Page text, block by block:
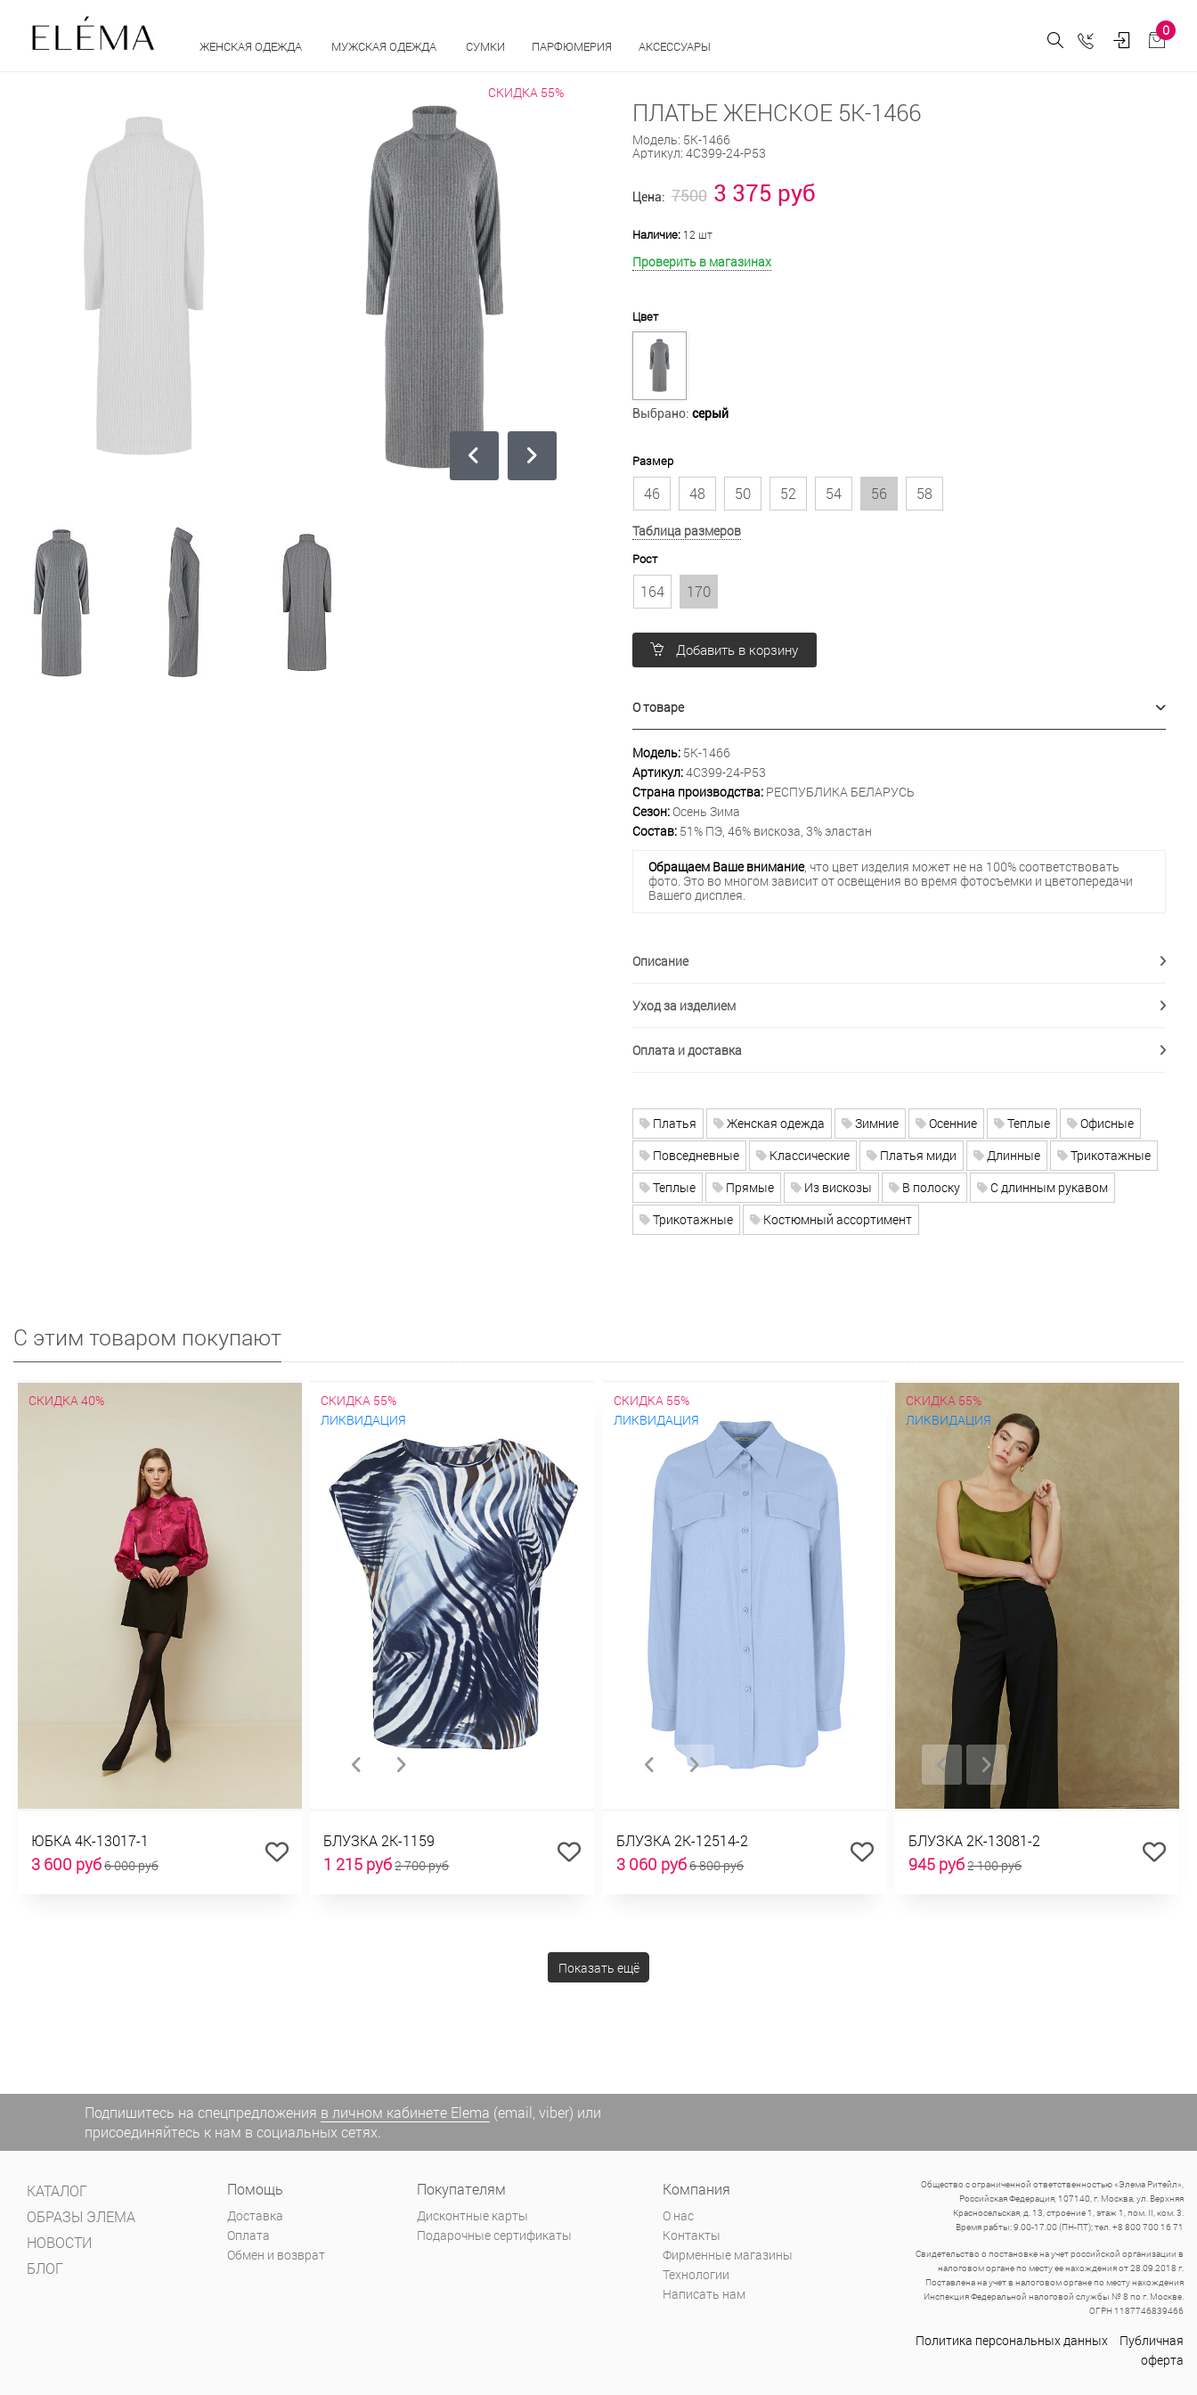
ЖЕНСКАЯ ОДЕЖДА МУЖСКАЯ ОДЕЖДА СУМКИ ПАРФЮМЕРИЯ АКСЕССУАРЫ
0
СКИДКА 55%
ПЛАТЬЕ ЖЕНСКОЕ 5К-1466
Модель: 5К-1466
Артикул: 4С399-24-Р53
Цена: 7500 3 375 руб
Наличие: 12 шт
Проверить в магазинах
Цвет
Выбрано: серый
Размер
46 48 50 52 54 56 58
Таблица размеров
Рост
164 170
Добавить в корзину
О товаре
Модель:5К-1466
Артикул:4С399-24-Р53
Страна производства:РЕСПУБЛИКА БЕЛАРУСЬ
Сезон:Осень Зима
Состав:51% ПЭ, 46% вискоза, 3% эластан
Обращаем Ваше внимание, что цвет изделия может не на 100% соответствовать
фото. Это во многом зависит от освещения во время фотосъемки и цветопередачи
Вашего дисплея.
Описание
Уход за изделием
Оплата и доставка
Платья Женская одежда Зимние Осенние Теплые
Офисные
Повседневные
Классические Платья миди Длинные
Трикотажные
Теплые
Прямые Из вискозы В полоску
С длинным рукавом
Трикотажные
Костюмный ассортимент
С этим товаром покупают
СКИДКА 40%
ЮБКА 4К-13017-1
3 600 руб6 000 руб
СКИДКА 55%
ЛИКВИДАЦИЯ
БЛУЗКА 2К-1159
1 215 руб2 700 руб
СКИДКА 55%
ЛИКВИДАЦИЯ
БЛУЗКА 2К-12514-2
3 060 руб6 800 руб
СКИДКА 55%
ЛИКВИДАЦИЯ
БЛУЗКА 2К-13081-2
945 руб2 100 руб
Показать ещё
Подпишитесь на спецпредложения в личном кабинете Elema (email, viber) или
присоединяйтесь к нам в социальных сетях.
КАТАЛОГ
ОБРАЗЫ ЭЛЕМА
НОВОСТИ
БЛОГ
Помощь
Доставка
Оплата
Обмен и возврат
Покупателям
Дисконтные карты
Подарочные сертификаты
Компания
О нас
Контакты
Фирменные магазины
Технологии
Написать нам
Общество с ограниченной ответственностью «Элема Ритейл»,
Российская Федерация, 107140, г. Москва, ул. Верхняя
Красносельская, д. 13, строение 1, этаж 1, пом. II, ком. 3.
Время рабты: 9.00-17.00 (ПН-ПТ); тел. +8 800 700 16 71
Свидетельство о постановке на учет российской организации в
налоговом органе по месту ее нахождения от 28.09.2018 г.
Поставлена на учет в налоговом органе по месту нахождения
Инспекция Федеральной налоговой службы № 8 по г. Москве.
ОГРН 1187746839466
Политика персональных данных
Публичная
оферта